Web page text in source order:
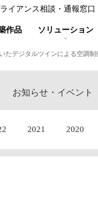
作品 ソリューション
イアンス相談・通報窓口
たデジタルツインによる空調
お知らせ・ イベント
2021 2020